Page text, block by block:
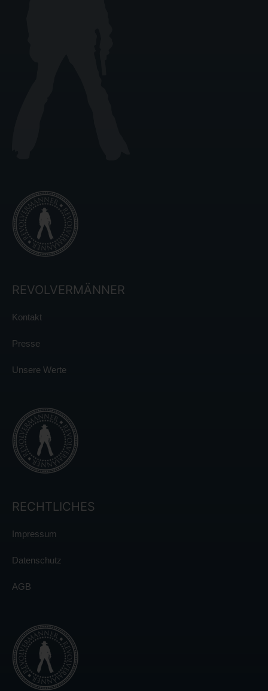
REVOLVERMÄNNER
Kontakt
Presse
Unsere Werte
RECHTLICHES
Impressum
Datenschutz
AGB